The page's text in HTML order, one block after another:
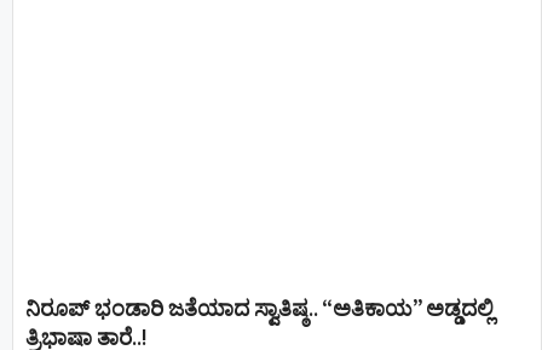
ನಿರೂಪ್ ಭಂಡಾರಿ ಜತೆಯಾದ ಸ್ವಾತಿಷ್ಠ.. “ಅತಿಕಾಯ” ಅಡ್ಡದಲ್ಲಿ
ತ್ರಿಭಾಷಾ ತಾರೆ..!